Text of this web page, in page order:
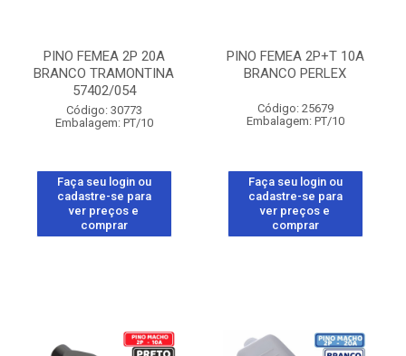
PINO FEMEA 2P 20A
BRANCO TRAMONTINA
57402/054
Código: 30773
Embalagem: PT/10
Faça seu login ou
cadastre-se para
ver preços e
comprar
PINO FEMEA 2P+T 10A
BRANCO PERLEX
Código: 25679
Embalagem: PT/10
Faça seu login ou
cadastre-se para
ver preços e
comprar